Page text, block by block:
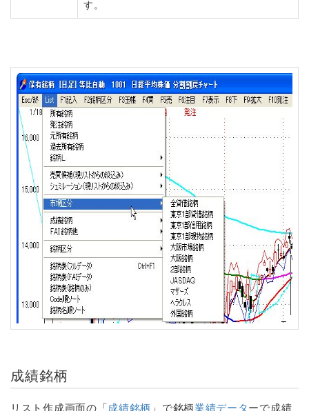
す。
成績銘柄
リスト作成画面の「成績銘柄 」で銘柄業績データーで成績